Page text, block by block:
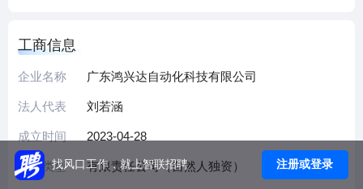
工商信息
企业名称 广东鸿兴达自动化科技有限公司
法人代表 刘若涵
成立时间 2023-04-28
企业类型 有限责任公司（自然人独资）
找风口工作，就上智联招聘 注册或登录